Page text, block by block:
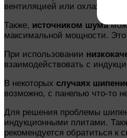
вентиляцией или
Также, источником шума
максимальной мощности. Это
При использовании
взаимодействовать с
В некоторых случаях
возможно, с панелью что-то
Для решения проблемы
индукционными плитами.
рекомендуется обратиться к